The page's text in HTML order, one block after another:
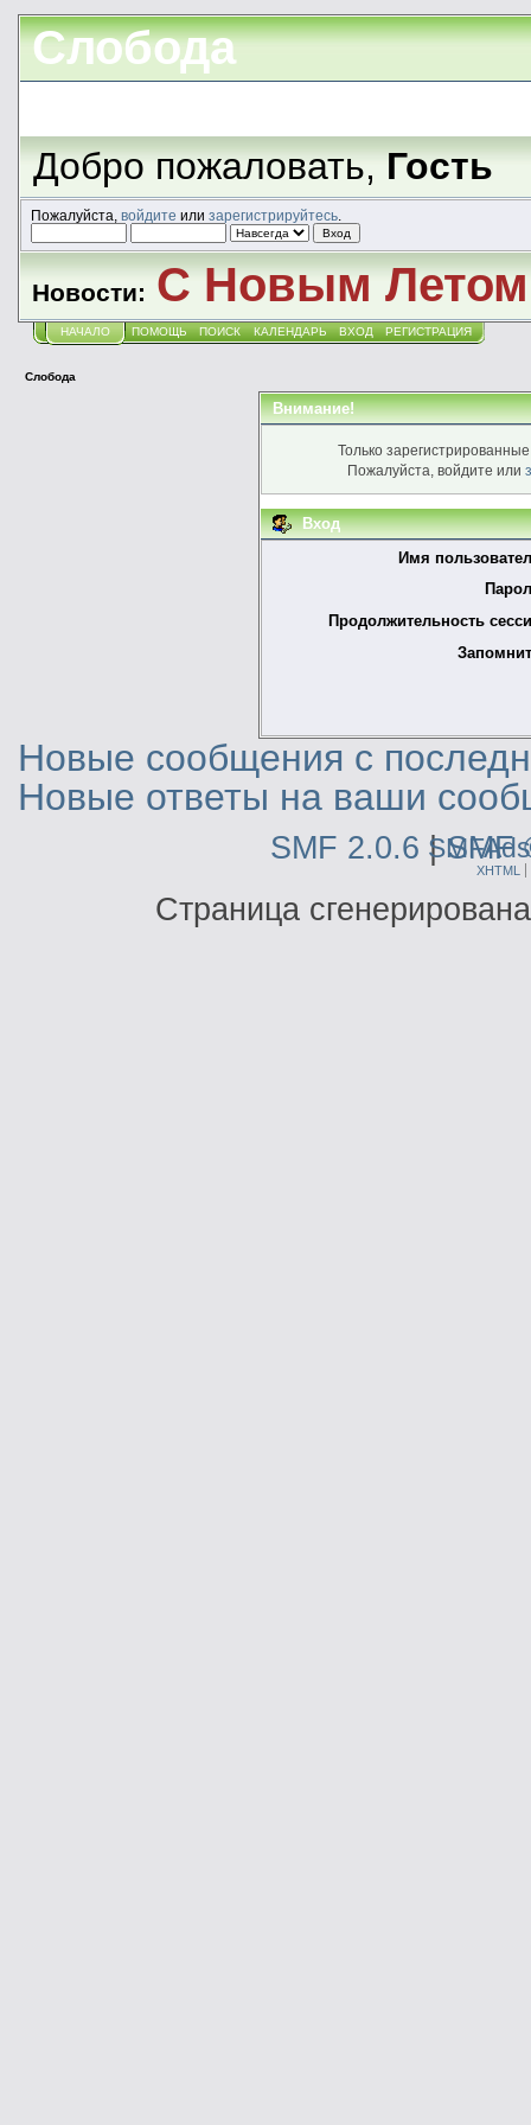
Слобода
Добро пожаловать,Гость
Пожалуйста, войдите или зарегистрируйтесь.
Новости: С Новым
НАЧАЛО ПОМОЩЬ ПОИСК КАЛЕНДАРЬ ВХОД РЕГИСТРАЦИЯ
Слобода
Внимание!
Только
Пожалуйста, войдите или
Вход
Имя
Продолжительность
Новые сообщения с
Новые ответы на ваши
SMF 2.0.6 |SMF
SMFAds
XHTML
Страница